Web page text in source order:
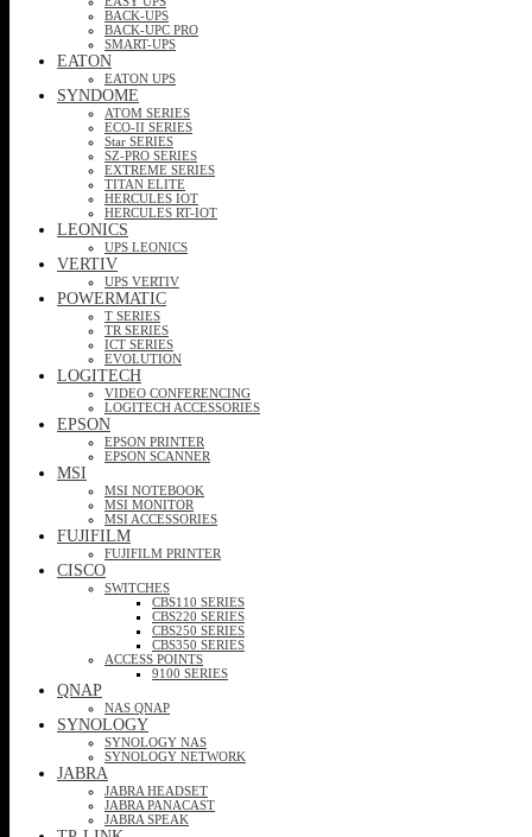
BACK-UPS
BACK-UPC PRO
SMART-UPS
EATON
EATON UPS
SYNDOME
ATOM SERIES
ECO-II SERIES
Star SERIES
SZ-PRO SERIES
EXTREME SERIES
TITAN ELITE
HERCULES IOT
HERCULES RT-IOT
LEONICS
UPS LEONICS
VERTIV
UPS VERTIV
POWERMATIC
T SERIES
TR SERIES
ICT SERIES
EVOLUTION
LOGITECH
VIDEO CONFERENCING
LOGITECH ACCESSORIES
EPSON
EPSON PRINTER
EPSON SCANNER
MSI
MSI NOTEBOOK
MSI MONITOR
MSI ACCESSORIES
FUJIFILM
FUJIFILM PRINTER
CISCO
SWITCHES
CBS110 SERIES
CBS220 SERIES
CBS250 SERIES
CBS350 SERIES
ACCESS POINTS
9100 SERIES
QNAP
NAS QNAP
SYNOLOGY
SYNOLOGY NAS
SYNOLOGY NETWORK
JABRA
JABRA HEADSET
JABRA PANACAST
JABRA SPEAK